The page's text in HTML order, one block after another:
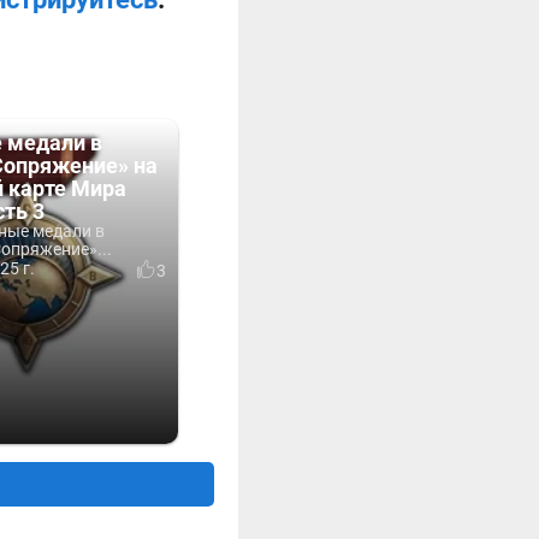
медали в
на
карте Мира
3
медали в
г.
3